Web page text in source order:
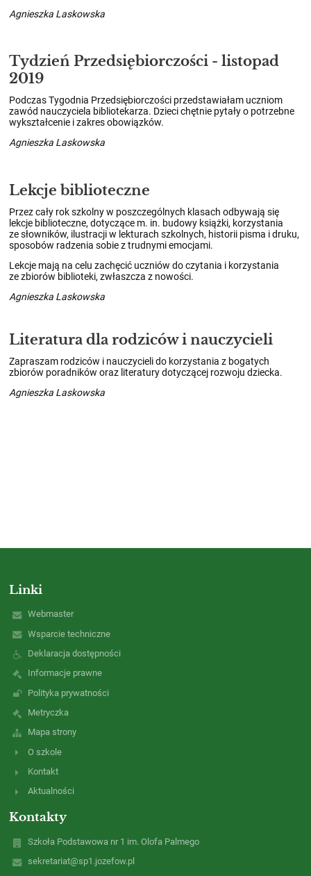
Agnieszka Laskowska
Tydzień Przedsiębiorczości - listopad
2019
Podczas Tygodnia Przedsiębiorczości przedstawiałam uczniom
zawód nauczyciela bibliotekarza. Dzieci chętnie pytały o potrzebne
wykształcenie i zakres obowiązków.
Agnieszka Laskowska
Lekcje biblioteczne
Przez cały rok szkolny w poszczególnych klasach odbywają się
lekcje biblioteczne, dotyczące m. in. budowy książki, korzystania
ze słowników, ilustracji w lekturach szkolnych, historii pisma i druku,
sposobów radzenia sobie z trudnymi emocjami.
Lekcje mają na celu zachęcić uczniów do czytania i korzystania
ze zbiorów biblioteki, zwłaszcza z nowości.
Agnieszka Laskowska
Literatura dla rodziców i nauczycieli
Zapraszam rodziców i nauczycieli do korzystania z bogatych
zbiorów poradników oraz literatury dotyczącej rozwoju dziecka.
Agnieszka Laskowska
Linki
Webmaster
Wsparcie techniczne
Deklaracja dostępności
Informacje prawne
Polityka prywatności
Metryczka
Mapa strony
O szkole
Kontakt
Aktualności
Kontakty
Szkoła Podstawowa nr 1 im. Olofa Palmego
sekretariat@sp1.jozefow.pl